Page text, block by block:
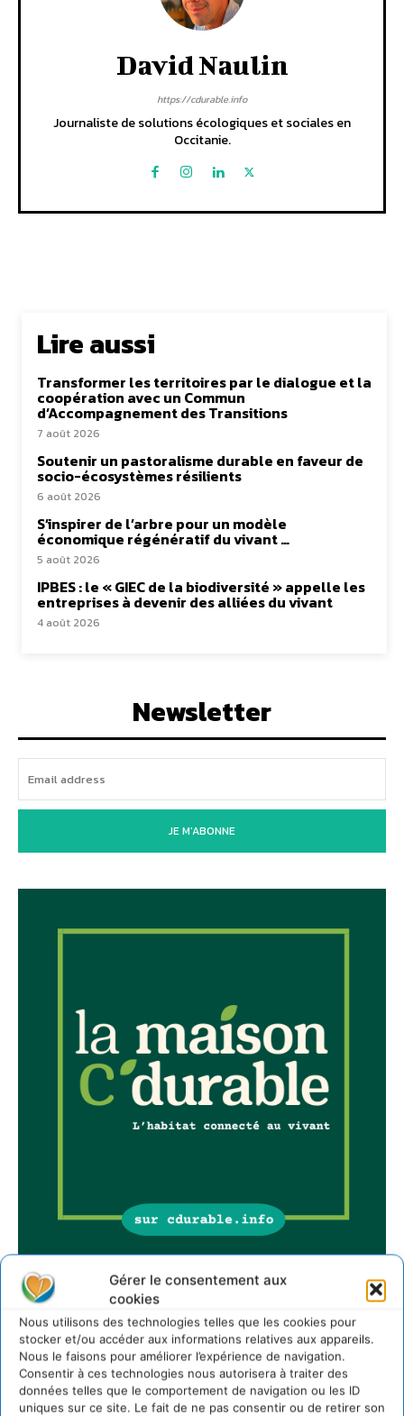
Gérer le consentement aux
cookies
Nous utilisons des technologies telles que les cookies pour
stocker et/ou accéder aux informations relatives aux appareils.
Nous le faisons pour améliorer l’expérience de navigation.
Consentir à ces technologies nous autorisera à traiter des
données telles que le comportement de navigation ou les ID
uniques sur ce site. Le fait de ne pas consentir ou de retirer son
David Naulin
https://cdurable.info
Journaliste de solutions écologiques et sociales en
Occitanie.
Lire aussi
Transformer les territoires par le dialogue et la
coopération avec un Commun
d’Accompagnement des Transitions
7 août 2026
Soutenir un pastoralisme durable en faveur de
socio-écosystèmes résilients
6 août 2026
S’inspirer de l’arbre pour un modèle
économique régénératif du vivant …
5 août 2026
IPBES : le « GIEC de la biodiversité » appelle les
entreprises à devenir des alliées du vivant
4 août 2026
Newsletter
JE M'ABONNE
Sur Cdurable
Comment le sol français a perdu sa mémoire
hydrique et déréglé tout le territoire (2020-2026)
2 août 2026